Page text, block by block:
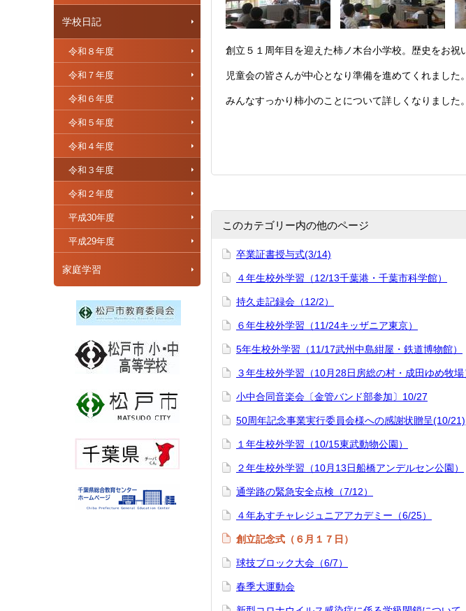
学校日記
令和８年度
令和７年度
令和６年度
令和５年度
令和４年度
令和３年度
令和２年度
平成30年度
平成29年度
家庭学習
創立５１周年目を迎えた柿ノ木台小学校。歴史をお祝
児童会の皆さんが中心となり準備を進めてくれまし
みんなすっかり柿小のことについて詳しくなりました
このカテゴリー内の他のページ
卒業証書授与式(3/14)
４年生校外学習（12/13千葉港・千葉市科学館）
持久走記録会（12/2）
６年生校外学習（11/24キッザニア東京）
5年生校外学習（11/17武州中島紺屋・鉄道博物館）
３年生校外学習（10月28日房総の村・成田ゆめ牧場
小中合同音楽会〔金管バンド部参加〕10/27
50周年記念事業実行委員会様への感謝状贈呈(10/21)
１年生校外学習（10/15東武動物公園）
２年生校外学習（10月13日船橋アンデルセン公園）
通学路の緊急安全点検（7/12）
４年あすチャレジュニアアカデミー（6/25）
創立記念式（６月１７日）
球技ブロック大会（6/7）
春季大運動会